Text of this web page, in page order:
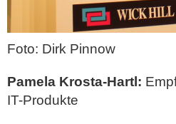
Foto: Dirk Pinnow
Pamela Krosta-Hartl:
IT-Produkte